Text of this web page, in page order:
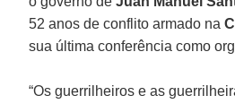
52 anos de conflito armado na
sua última conferência como
“Os guerrilheiros e as